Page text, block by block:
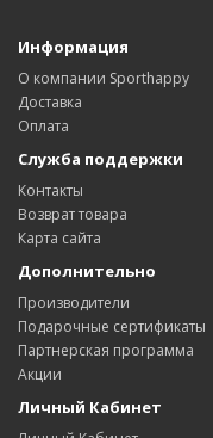
Информация
О компании Sporthappy
Доставка
Оплата
Служба поддержки
Контакты
Возврат товара
Карта сайта
Дополнительно
Производители
Подарочные сертификаты
Партнерская программа
Акции
Личный Кабинет